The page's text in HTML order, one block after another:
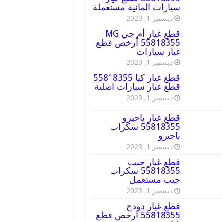
سيارات المانية مستعملة
ديسمبر 1, 2023
قطع غيار أم جي MG
55818355 أرخص قطع
غيار سيارات
ديسمبر 1, 2023
قطع غيار كيا 55818355
قطع غيار سيارات اصلية
ديسمبر 1, 2023
قطع غيار باجيرو
55818355 سكراب
باجيرو
ديسمبر 1, 2023
قطع غيار جيب
55818355 سكراب
جيب مستعمل
ديسمبر 1, 2023
قطع غيار دودج
55818355 ارخص قطع